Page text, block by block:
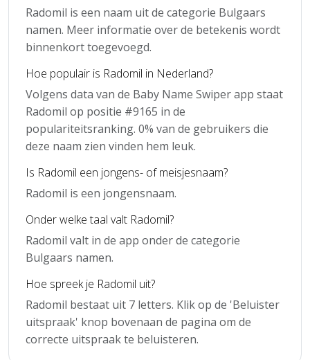
Radomil is een naam uit de categorie Bulgaars
namen. Meer informatie over de betekenis wordt
binnenkort toegevoegd.
Hoe populair is Radomil in Nederland?
Volgens data van de Baby Name Swiper app staat
Radomil op positie #9165 in de
populariteitsranking. 0% van de gebruikers die
deze naam zien vinden hem leuk.
Is Radomil een jongens- of meisjesnaam?
Radomil is een jongensnaam.
Onder welke taal valt Radomil?
Radomil valt in de app onder de categorie
Bulgaars namen.
Hoe spreek je Radomil uit?
Radomil bestaat uit 7 letters. Klik op de 'Beluister
uitspraak' knop bovenaan de pagina om de
correcte uitspraak te beluisteren.